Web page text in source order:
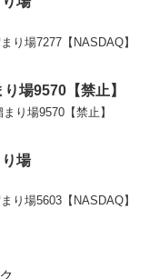
り場7277【NASDAQ】
場9570【禁止】
り場9570【禁止】
場
り場5603【NASDAQ】